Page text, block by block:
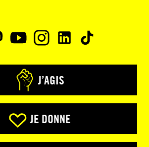
J’AGIS
JE DONNE